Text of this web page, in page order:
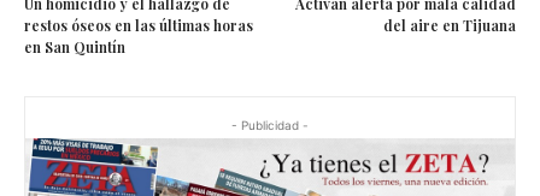
Un homicidio y el hallazgo de
restos óseos en las últimas horas
en San Quintín
Activan alerta por mala calidad
del aire en Tijuana
- Publicidad -